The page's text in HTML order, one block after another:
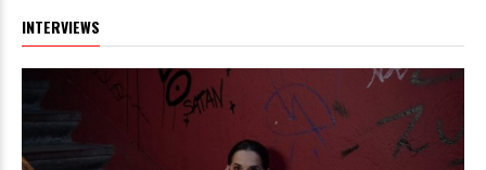
INTERVIEWS